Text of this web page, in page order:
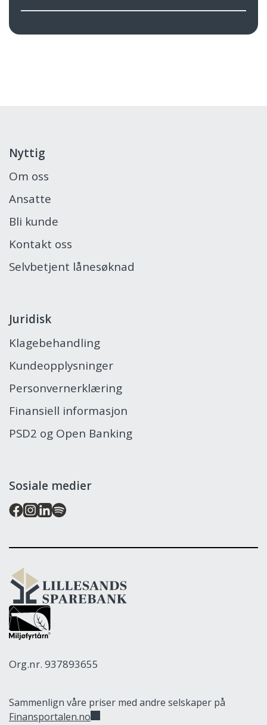
Nyttig
Om oss
Ansatte
Bli kunde
Kontakt oss
Selvbetjent lånesøknad
Juridisk
Klagebehandling
Kundeopplysninger
Personvernerklæring
Finansiell informasjon
PSD2 og Open Banking
Sosiale medier
Lillesands
Sparebank
Org.nr. 937893655
Sammenlign våre priser med andre selskaper på
Finansportalen.no